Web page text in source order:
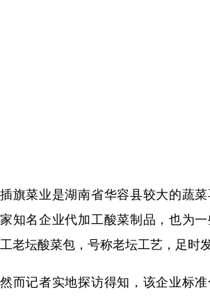
插旗菜业是湖南省华容县较大的蔬
家知名企业代加工酸菜制品，也为
工老坛酸菜包，号称老坛工艺，足时发
然而记者实地探访得知，该企业标